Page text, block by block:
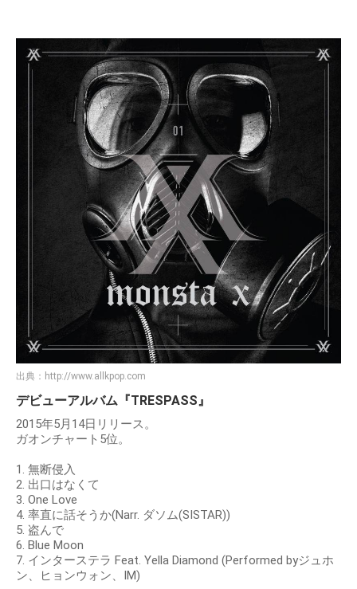
出典： http://www.allkpop.com
デビューアルバム『TRESPASS』
2015年5月14日リリース。
ガオンチャート5位。
1. 無断侵入
2. 出口はなくて
3. One Love
4. 率直に話そうか(Narr. ダソム(SISTAR))
5. 盗んで
6. Blue Moon
7. インターステラ Feat. Yella Diamond (Performed byジュホ
ン、ヒョンウォン、IM)